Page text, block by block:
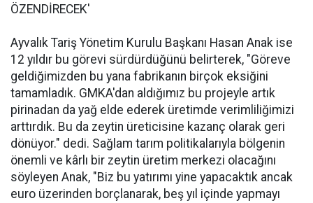
ÖZENDİRECEK'
Ayvalık Tariş Yönetim Kurulu Başkanı Hasan Anak ise
12 yıldır bu görevi sürdürdüğünü belirterek, "Göreve
geldiğimizden bu yana fabrikanın birçok eksiğini
tamamladık. GMKA'dan aldığımız bu projeyle artık
pirinadan da yağ elde ederek üretimde verimliliğimizi
arttırdık. Bu da zeytin üreticisine kazanç olarak geri
dönüyor." dedi. Sağlam tarım politikalarıyla bölgenin
önemli ve kârlı bir zeytin üretim merkezi olacağını
söyleyen Anak, "Biz bu yatırımı yine yapacaktık ancak
euro üzerinden borçlanarak, beş yıl içinde yapmayı